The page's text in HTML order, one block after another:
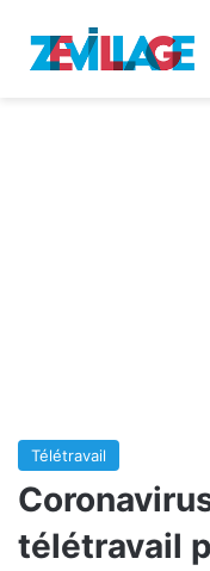
Télétravail
télétravail